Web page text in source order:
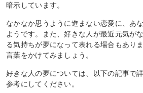
暗示しています。
なかなか思うように進まない恋愛に、あ
ようです。また、好きな人が最近元気が
る気持ちが夢になって表れる場合もあり
言葉をかけてみましょう。
好きな人の夢については、以下の記事で
参考にしてください。